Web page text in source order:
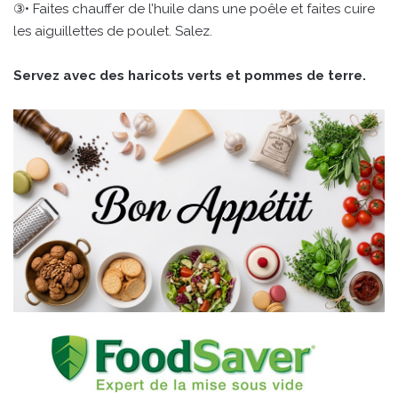
③• Faites chauffer de l’huile dans une poêle et faites cuire
les aiguillettes de poulet. Salez.
Servez avec des haricots verts et pommes de terre.